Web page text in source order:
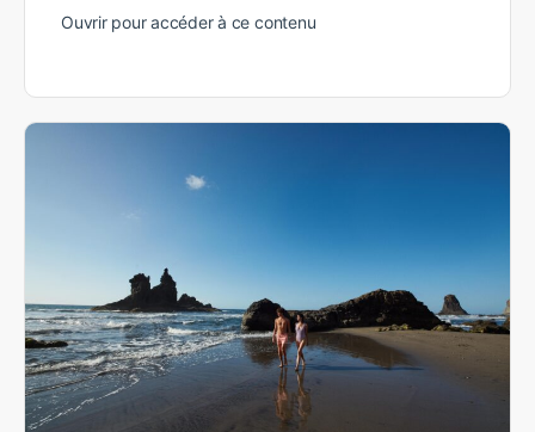
Ouvrir pour accéder à ce contenu